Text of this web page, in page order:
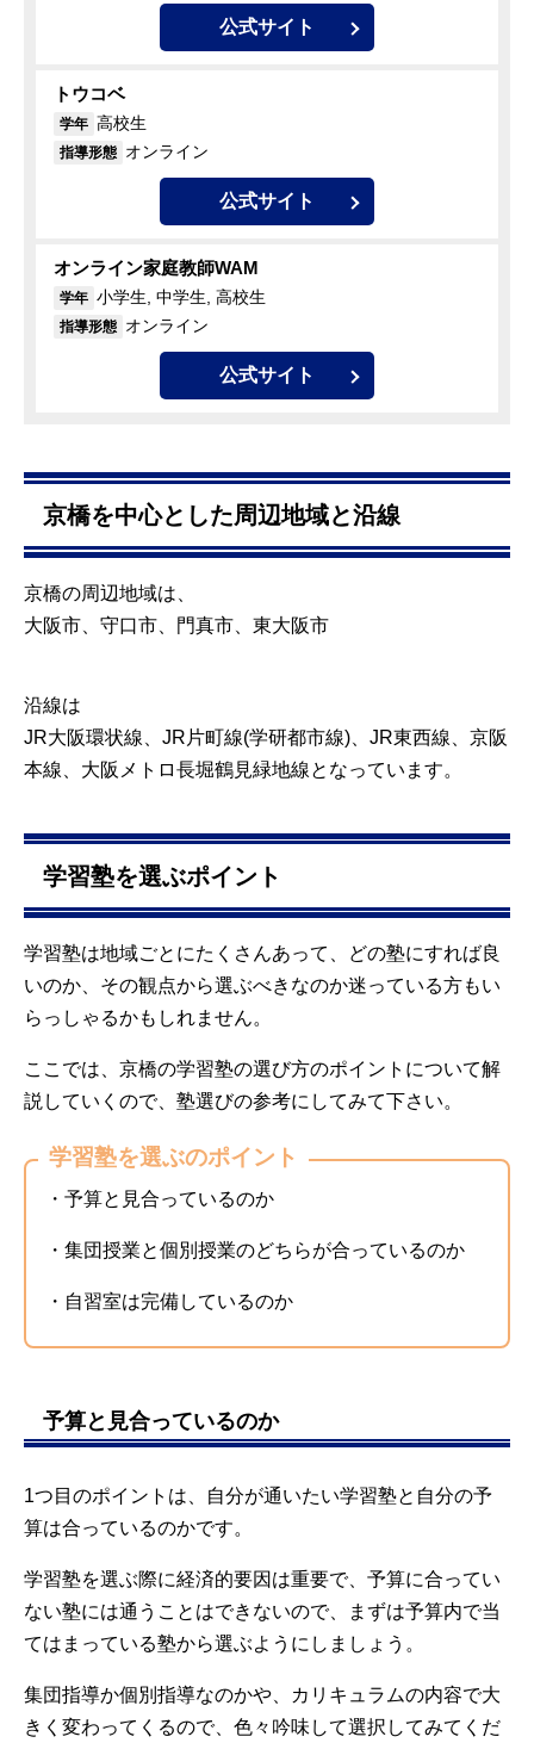
公式サイト
トウコベ
学年 高校生
指導形態 オンライン
公式サイト
オンライン家庭教師WAM
学年 小学生, 中学生, 高校生
指導形態 オンライン
公式サイト
京橋を中心とした周辺地域と沿線
京橋の周辺地域は、
大阪市、守口市、門真市、東大阪市
沿線は
JR大阪環状線、JR片町線(学研都市線)、JR東西線、京阪
本線、大阪メトロ長堀鶴見緑地線となっています。
学習塾を選ぶポイント
学習塾は地域ごとにたくさんあって、どの塾にすれば良
いのか、その観点から選ぶべきなのか迷っている方もい
らっしゃるかもしれません。
ここでは、京橋の学習塾の選び方のポイントについて解
説していくので、塾選びの参考にしてみて下さい。
学習塾を選ぶのポイント
・予算と見合っているのか
・集団授業と個別授業のどちらが合っているのか
・自習室は完備しているのか
予算と見合っているのか
1つ目のポイントは、自分が通いたい学習塾と自分の予
算は合っているのかです。
学習塾を選ぶ際に経済的要因は重要で、予算に合ってい
ない塾には通うことはできないので、まずは予算内で当
てはまっている塾から選ぶようにしましょう。
集団指導か個別指導なのかや、カリキュラムの内容で大
きく変わってくるので、色々吟味して選択してみてくだ